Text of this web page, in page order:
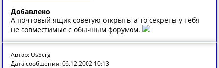
Добавлено
А почтовый ящик советую открыть, а то секреты у тебя
не совместимые с обычным форумом.
Автор: UsSerg
Дата сообщения: 06.12.2002 10:13